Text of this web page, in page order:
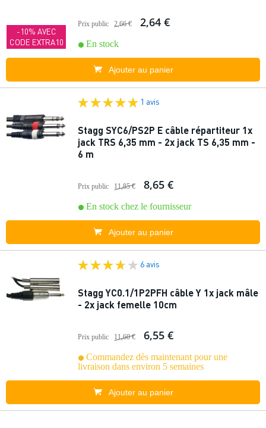
-10% AVEC
CODE EXTRA10
Prix public 2,66 € 2,64 €
En stock
Ajouter au panier
1 avis
Stagg SYC6/PS2P E câble répartiteur 1x
jack TRS 6,35 mm - 2x jack TS 6,35 mm -
6 m
Prix public 11,85 € 8,65 €
En stock chez le fournisseur
Ajouter au panier
6 avis
Stagg YC0.1/1P2PFH câble Y 1x jack mâle
- 2x jack femelle 10cm
Prix public 11,60 € 6,55 €
Commandez dès maintenant pour une
livraison dans environ 5 semaines
Ajouter au panier